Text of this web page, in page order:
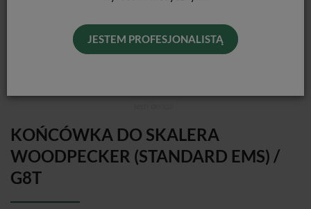
JESTEM PROFESJONALISTĄ
KOŃCÓWKA DO SKALERA
WOODPECKER (STANDARD EMS) /
G8T